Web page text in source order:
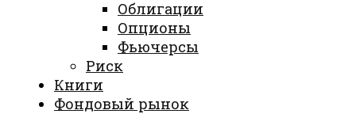
Облигации
Опционы
Фьючерсы
Риск
Книги
Фондовый рынок